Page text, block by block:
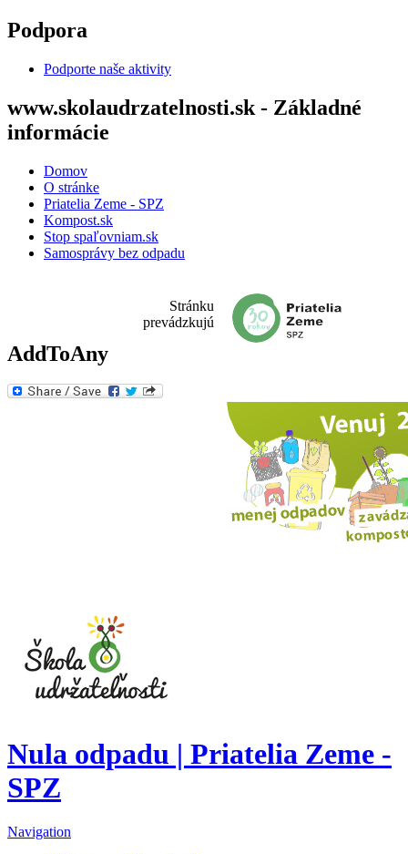
Skočiť na hlavný obsah
Podpora
Podporte naše aktivity
www.skolaudrzatelnosti.sk - Základné
informácie
Domov
O stránke
Priatelia Zeme - SPZ
Kompost.sk
Stop spaľovniam.sk
Samosprávy bez odpadu
Stránku
prevádzkujú
AddToAny
Nula odpadu | Priatelia Zeme -
SPZ
Navigation